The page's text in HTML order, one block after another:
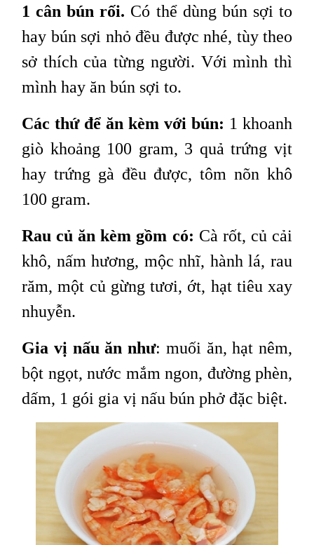
1 cân bún rối. Có thể dùng bún sợi to
hay bún sợi nhỏ đều được nhé, tùy theo
sở thích của từng người. Với mình thì
mình hay ăn bún sợi to.
Các thứ để ăn kèm với bún: 1 khoanh
giò khoảng 100 gram, 3 quả trứng vịt
hay trứng gà đều được, tôm nõn khô
100 gram.
Rau củ ăn kèm gồm có: Cà rốt, củ cải
khô, nấm hương, mộc nhĩ, hành lá, rau
răm, một củ gừng tươi, ớt, hạt tiêu xay
nhuyễn.
Gia vị nấu ăn như: muối ăn, hạt nêm,
bột ngọt, nước mắm ngon, đường phèn,
dấm, 1 gói gia vị nấu bún phở đặc biệt.